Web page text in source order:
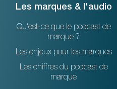
Les marques & l'audio
Qu'est-ce que le podcast de
marque ?
Les enjeux pour les marques
Les chiffres du podcast de
marque